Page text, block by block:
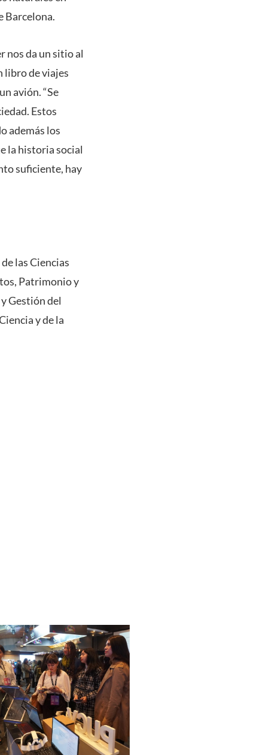
Barcelona.
nos da un sitio al
libro de viajes
avión. “Se
Estos
además los
la historia social
suficiente, hay
las Ciencias
Patrimonio y
Gestión del
y de la